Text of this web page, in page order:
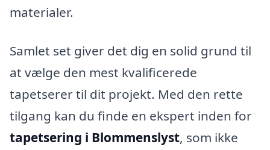
materialer.
Samlet set giver det dig en solid grund til
at vælge den mest kvalificerede
tapetserer til dit projekt. Med den rette
tilgang kan du finde en ekspert inden for
tapetsering i Blommenslyst, som ikke